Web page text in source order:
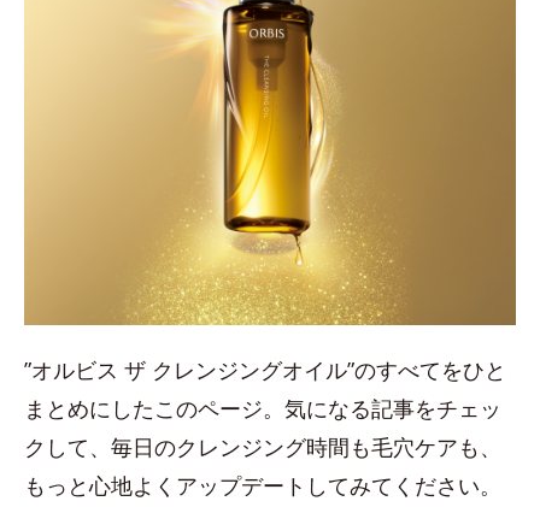
”オルビス ザ クレンジングオイル”のすべてをひと
まとめにしたこのページ。気になる記事をチェッ
クして、毎日のクレンジング時間も毛穴ケアも、
もっと心地よくアップデートしてみてください。